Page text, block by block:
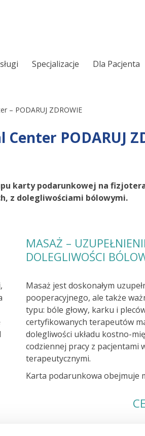
Specjalizacje
Leczenie Chrapania i
Ortopedia
Alergologia
Dla Pacjenta
– PODARUJ ZDROWIE
PODARUJ
karty podarunkowej na
z dolegliwościami bólowymi.
MASAŻ –
DOLEGLIWOŚCI
Masaż jest doskonałym
pooperacyjnego, ale także
typu: bóle głowy, karku i
certyfikowanych terapeutów
dolegliwości układu kostno-
codziennej pracy z pacjentami
terapeutycznymi.
Karta podarunkowa obejmuje